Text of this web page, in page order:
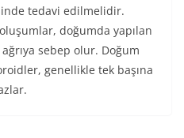
tedavi edilmelidir.
doğumda yapılan
sebep olur. Doğum
genellikle tek başına